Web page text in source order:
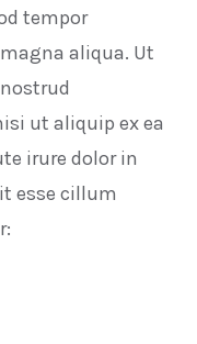
tempor
aliqua. Ut
ut aliquip ex ea
irure dolor in
esse cillum